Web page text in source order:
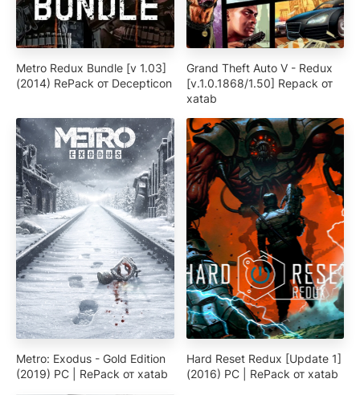
Metro Redux Bundle [v 1.03]
(2014) RePack от Decepticon
Grand Theft Auto V - Redux
[v.1.0.1868/1.50] Repack от
xatab
Metro: Exodus - Gold Edition
(2019) PC | RePack от xatab
Hard Reset Redux [Update 1]
(2016) PC | RePack от xatab